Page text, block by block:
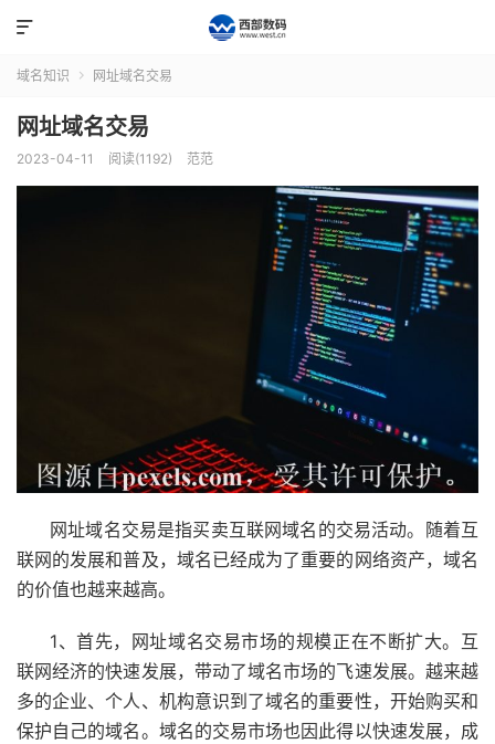

域名知识  网址域名交易
网址域名交易
2023-04-11 阅读(1192) 范范
网址域名交易是指买卖互联网域名的交易活动。随着互
联网的发展和普及，域名已经成为了重要的网络资产，域名
的价值也越来越高。
1、首先，网址域名交易市场的规模正在不断扩大。互
联网经济的快速发展，带动了域名市场的飞速发展。越来越
多的企业、个人、机构意识到了域名的重要性，开始购买和
保护自己的域名。域名的交易市场也因此得以快速发展，成